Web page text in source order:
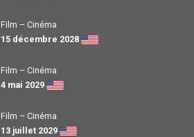
Film – Cinéma
15 décembre 2028
Film – Cinéma
4 mai 2029
Film – Cinéma
13 juillet 2029